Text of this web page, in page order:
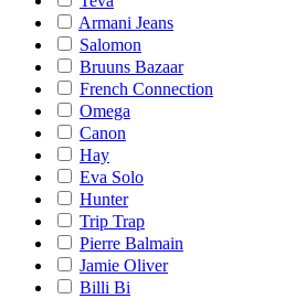
Armani Jeans
Salomon
Bruuns Bazaar
French Connection
Omega
Canon
Hay
Eva Solo
Hunter
Trip Trap
Pierre Balmain
Jamie Oliver
Billi Bi